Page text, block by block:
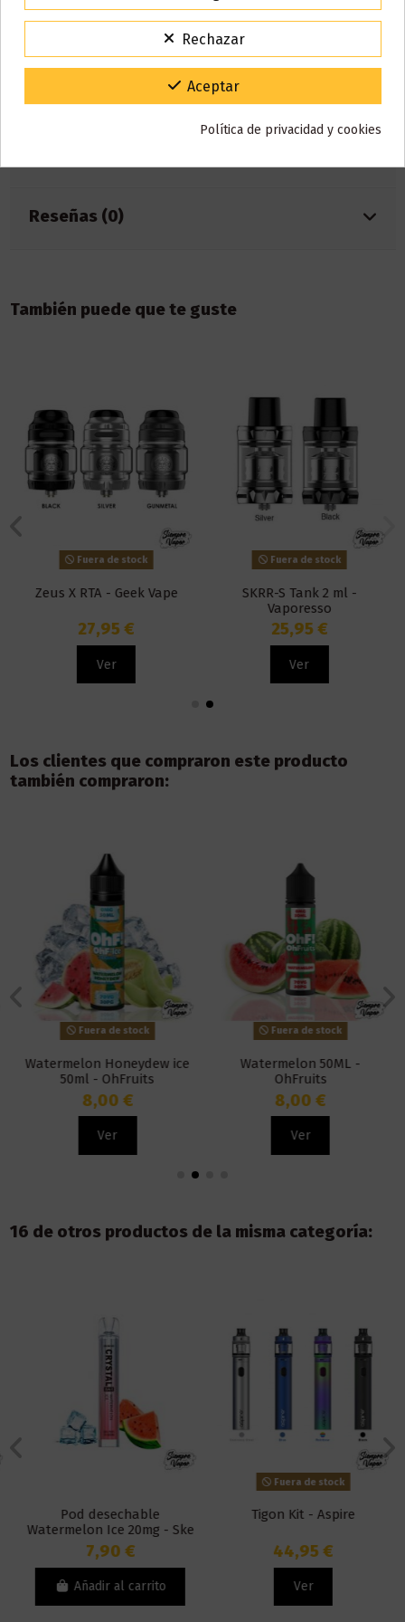
1 × GT4 Meshed 0.18 (preinstalado)
1 x GT Meshed 0.15 Ohm
1 × Cable USB
1 × Manual del usuario
Reseñas (0)
También puede que te guste
Fuera de stock
Zeus X RTA - Geek Vape
27,95 €
Ver
Fuera de stock
SKRR-S Tank 2 ml -
Vaporesso
25,95 €
Ver
Los clientes que compraron este producto
también compraron:
Fuera de stock
Watermelon Honeydew ice
50ml - OhFruits
8,00 €
Ver
Fuera de stock
Watermelon 50ML -
OhFruits
8,00 €
Ver
16 de otros productos de la misma categoría:
Pod desechable
Watermelon Ice 20mg - Ske
Disposable Crystal Bar
7,90 €
Añadir al carrito
Fuera de stock
Tigon Kit - Aspire
44,95 €
Ver
15% de descuento
Para agradecerte la espera durante estos días.
Código:VACACIONES15
Gracias por tu paciencia y por seguir confiando en nosotros.
Rechazar
Aceptar
Política de privacidad y cookies